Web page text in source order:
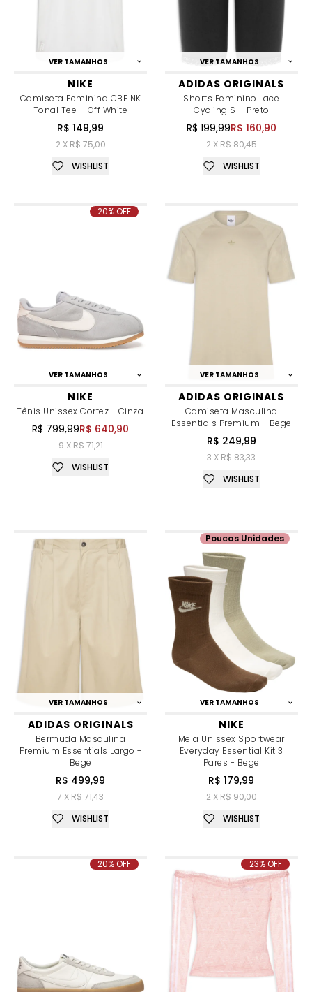
VER TAMANHOS
NIKE
Camiseta Feminina CBF NK
Tonal Tee – Off White
R$ 149,99
2 X R$ 75,00
WISHLIST
VER TAMANHOS
ADIDAS ORIGINALS
Shorts Feminino Lace
Cycling S – Preto
R$ 199,99R$ 160,90
2 X R$ 80,45
WISHLIST
VER TAMANHOS
NIKE
Tênis Unissex Cortez - Cinza
R$ 799,99R$ 640,90
9 X R$ 71,21
20% OFF
WISHLIST
VER TAMANHOS
ADIDAS ORIGINALS
Camiseta Masculina
Essentials Premium - Bege
R$ 249,99
3 X R$ 83,33
WISHLIST
VER TAMANHOS
ADIDAS ORIGINALS
Bermuda Masculina
Premium Essentials Largo -
Bege
R$ 499,99
7 X R$ 71,43
WISHLIST
VER TAMANHOS
NIKE
Meia Unissex Sportwear
Everyday Essential Kit 3
Pares - Bege
R$ 179,99
2 X R$ 90,00
Poucas Unidades
WISHLIST
20% OFF 23% OFF